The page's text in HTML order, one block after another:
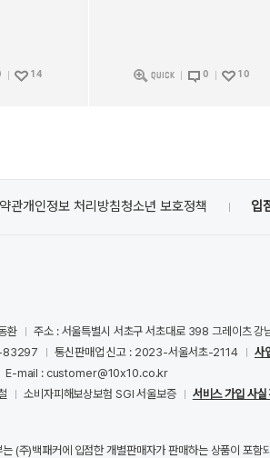
14 0 10
관개인정보 처리방침청소년 보호정책 입
환
주소 : 서울특별시 서초구 서초대로 398 그레이츠 강
83297
통신판매업 신고 : 2023-서울서초-2114
사
E-mail : customer@10x10.co.kr
소비자피해보상보험 SGI 서울보증 서비스 가입 사실
(주)백패커에 입점한 개별판매자가 판매하는 상품이 포함